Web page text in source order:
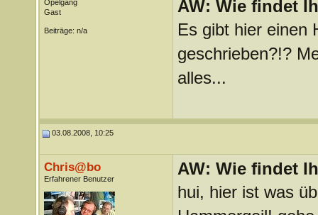
Opelgang
Gast
Beiträge: n/a
AW: Wie findet
Es gibt hier einen
geschrieben?!?
alles...
03.08.2008, 10:25
Chris@bo
Erfahrener Benutzer
AW: Wie findet
hui, hier ist was